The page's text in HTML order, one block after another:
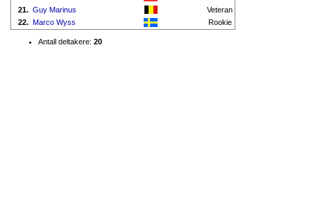
21. Guy Marinus
Veteran
22. Marco Wyss Rookie
Antall deltakere: 20